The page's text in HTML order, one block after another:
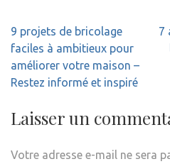
Navigation
de
l’article
9 projets de bricolage
faciles à ambitieux pour
améliorer votre maison –
Restez informé et inspiré
7
Laisser un
Votre adresse e-mail ne sera